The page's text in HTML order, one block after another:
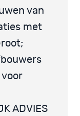
van
met
ADVIES